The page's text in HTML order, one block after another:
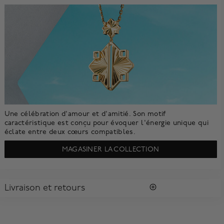
Une célébration d'amour et d'amitié. Son motif
caractéristique est conçu pour évoquer l'énergie unique qui
éclate entre deux cœurs compatibles.
MAGASINER LA COLLECTION
Livraison et retours